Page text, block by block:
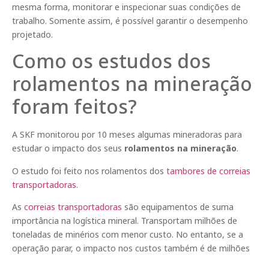
mesma forma, monitorar e inspecionar suas condições de
trabalho. Somente assim, é possível garantir o desempenho
projetado.
Como os estudos dos
rolamentos na mineração
foram feitos?
A SKF monitorou por 10 meses algumas mineradoras para
estudar o impacto dos seus rolamentos na mineração.
O estudo foi feito nos rolamentos dos tambores de correias
transportadoras.
As correias transportadoras são equipamentos de suma
importância na logística mineral. Transportam milhões de
toneladas de minérios com menor custo. No entanto, se a
operação parar, o impacto nos custos também é de milhões